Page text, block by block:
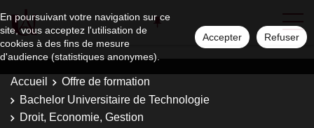
En poursuivant votre navigation sur ce
site, vous acceptez l'utilisation de
cookies à des fins de mesure
d'audience (statistiques anonymes).
Accepter Refuser
Accueil
Offre de formation
Bachelor Universitaire de Technologie
Droit, Economie, Gestion